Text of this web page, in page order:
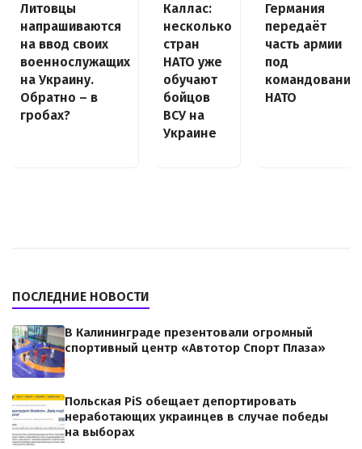
Литовцы
напрашиваются
на ввод своих
военнослужащих
на Украину.
Обратно – в
гробах?
Каллас:
несколько
стран
НАТО уже
обучают
бойцов
ВСУ на
Украине
Германия
передаёт
часть армии
под
командование
НАТО
ПОСЛЕДНИЕ НОВОСТИ
В Калининграде презентовали огромный
спортивный центр «Автотор Спорт Плаза»
Польская PiS обещает депортировать
неработающих украинцев в случае победы
на выборах